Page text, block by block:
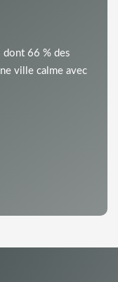
dont 66 % des
ville calme avec